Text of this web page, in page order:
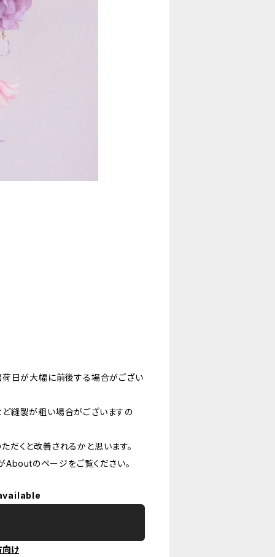
荷日が大幅に前後する場合がござい
縫製が粗い場合がございますの
くと改善されるかと思います。
のページをご覧ください。
向け